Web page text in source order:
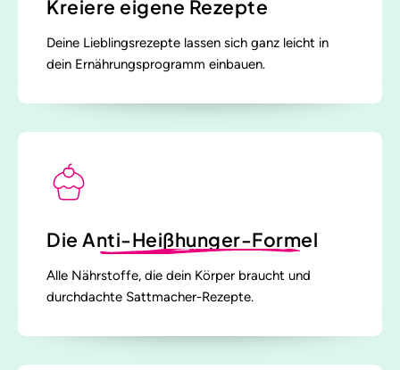
Kreiere eigene Rezepte
Deine Lieblingsrezepte lassen sich ganz leicht in
dein Ernährungsprogramm einbauen.
Die Anti-Heißhunger-Formel
Alle Nährstoffe, die dein Körper braucht und
durchdachte Sattmacher-Rezepte.